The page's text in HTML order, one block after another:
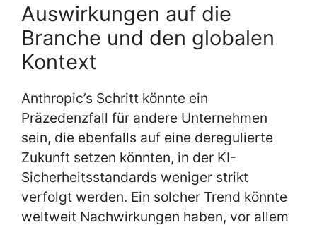
Auswirkungen auf die
Branche und den globalen
Kontext
Anthropic’s Schritt könnte ein
Präzedenzfall für andere Unternehmen
sein, die ebenfalls auf eine deregulierte
Zukunft setzen könnten, in der KI-
Sicherheitsstandards weniger strikt
verfolgt werden. Ein solcher Trend könnte
weltweit Nachwirkungen haben, vor allem